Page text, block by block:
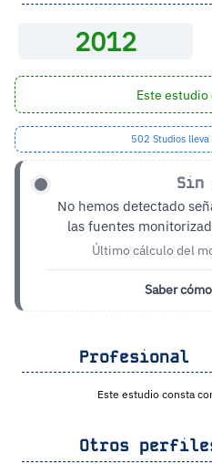
2012
Este
502 Studios lleva
Sin
No hemos detectado
las fuentes
Último cálculo del
Saber
Profesional
Este estudio consta
Otros